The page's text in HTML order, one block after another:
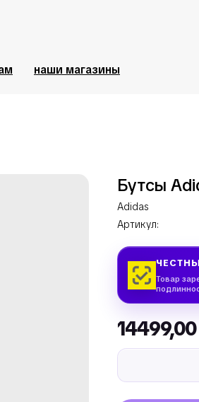
наши магазины
Бутсы
Adidas
Артикул:
Товар
14499,00